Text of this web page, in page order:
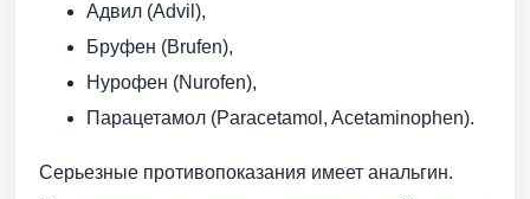
Адвил (Advil),
Бруфен (Brufen),
Нурофен (Nurofen),
Парацетамол (Paracetamol, Acetaminophen).
Серьезные противопоказания имеет анальгин.